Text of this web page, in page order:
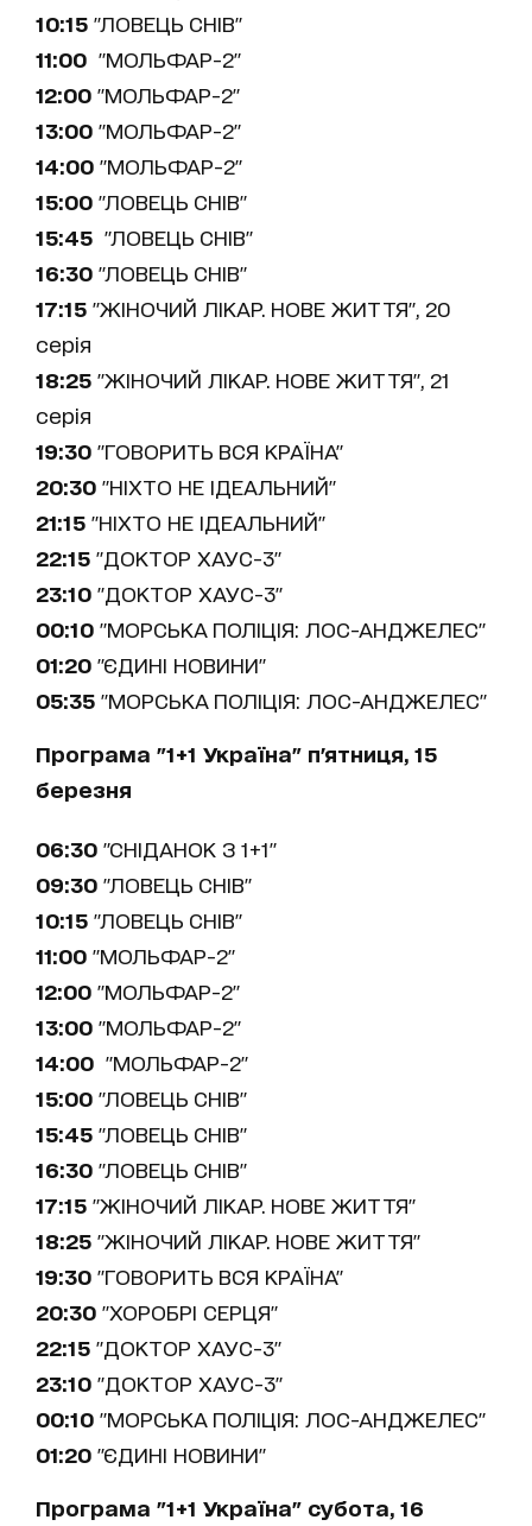
10:15 "ЛОВЕЦЬ СНІВ"
11:00 "МОЛЬФАР-2"
12:00 "МОЛЬФАР-2"
13:00 "МОЛЬФАР-2"
14:00 "МОЛЬФАР-2"
15:00 "ЛОВЕЦЬ СНІВ"
15:45 "ЛОВЕЦЬ СНІВ"
16:30 "ЛОВЕЦЬ СНІВ"
17:15 "ЖІНОЧИЙ ЛІКАР. НОВЕ ЖИТТЯ", 20
серiя
18:25 "ЖІНОЧИЙ ЛІКАР. НОВЕ ЖИТТЯ", 21
серiя
19:30 "ГОВОРИТЬ ВСЯ КРАЇНА"
20:30 "НІХТО НЕ ІДЕАЛЬНИЙ"
21:15 "НІХТО НЕ ІДЕАЛЬНИЙ"
22:15 "ДОКТОР ХАУС-3"
23:10 "ДОКТОР ХАУС-3"
00:10 "МОРСЬКА ПОЛІЦІЯ: ЛОС-АНДЖЕЛЕС"
01:20 "ЄДИНІ НОВИНИ"
05:35 "МОРСЬКА ПОЛІЦІЯ: ЛОС-АНДЖЕЛЕС"
Програма "1+1 Україна" п'ятниця, 15
березня
06:30 "СНІДАНОК З 1+1"
09:30 "ЛОВЕЦЬ СНІВ"
10:15 "ЛОВЕЦЬ СНІВ"
11:00 "МОЛЬФАР-2"
12:00 "МОЛЬФАР-2"
13:00 "МОЛЬФАР-2"
14:00 "МОЛЬФАР-2"
15:00 "ЛОВЕЦЬ СНІВ"
15:45 "ЛОВЕЦЬ СНІВ"
16:30 "ЛОВЕЦЬ СНІВ"
17:15 "ЖІНОЧИЙ ЛІКАР. НОВЕ ЖИТТЯ"
18:25 "ЖІНОЧИЙ ЛІКАР. НОВЕ ЖИТТЯ"
19:30 "ГОВОРИТЬ ВСЯ КРАЇНА"
20:30 "ХОРОБРІ СЕРЦЯ"
22:15 "ДОКТОР ХАУС-3"
23:10 "ДОКТОР ХАУС-3"
00:10 "МОРСЬКА ПОЛІЦІЯ: ЛОС-АНДЖЕЛЕС"
01:20 "ЄДИНІ НОВИНИ"
Програма "1+1 Україна" субота, 16